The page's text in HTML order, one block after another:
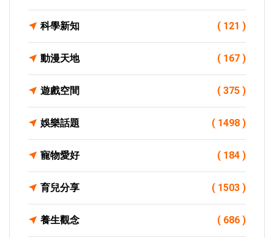
科學新知 ( 121 )
動漫天地 ( 167 )
遊戲空間 ( 375 )
娛樂話題 ( 1498 )
寵物愛好 ( 184 )
育兒分享 ( 1503 )
養生觀念 ( 686 )